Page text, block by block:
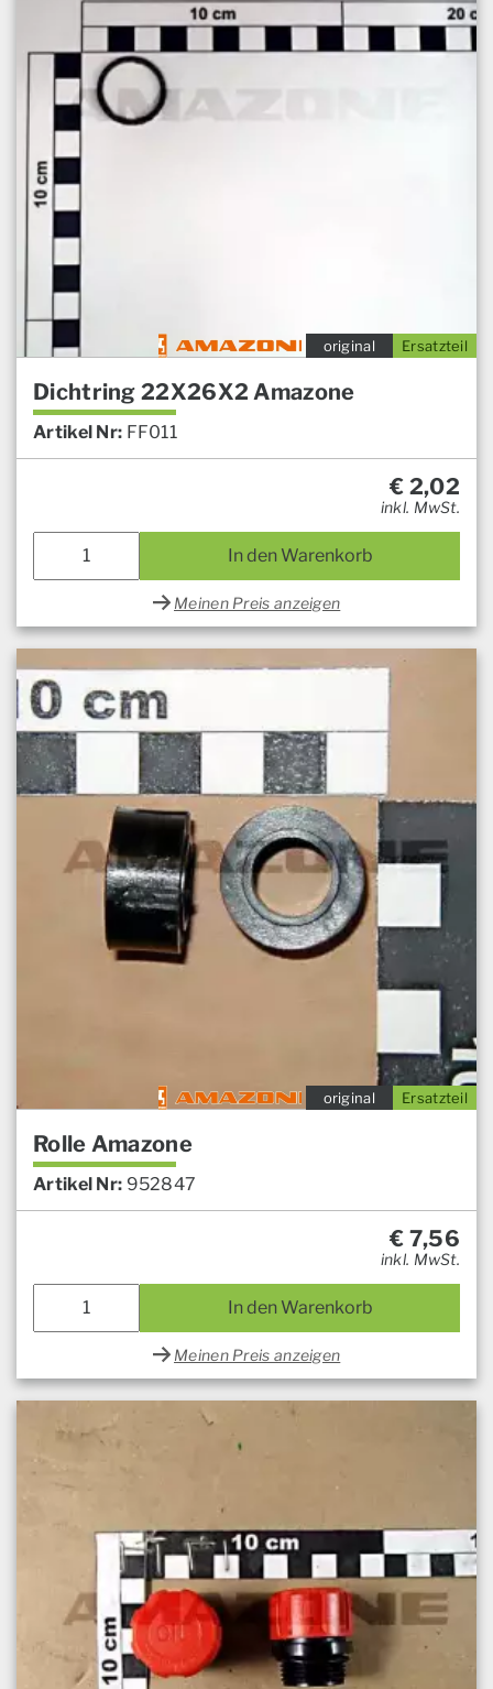
Ersatzteil
original
Dichtring 22X26X2 Amazone
Artikel Nr: FF011
€ 2,02
inkl. MwSt.
In den Warenkorb
Meinen Preis anzeigen
Ersatzteil
original
Rolle Amazone
Artikel Nr: 952847
€ 7,56
inkl. MwSt.
In den Warenkorb
Meinen Preis anzeigen